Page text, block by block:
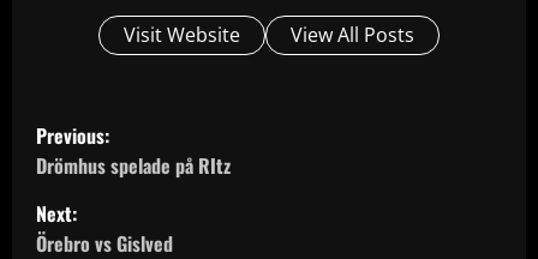
Visit Website View All Posts
P
o
s
Previous:
Drömhus spelade på RItz
Next:
Örebro vs Gislved